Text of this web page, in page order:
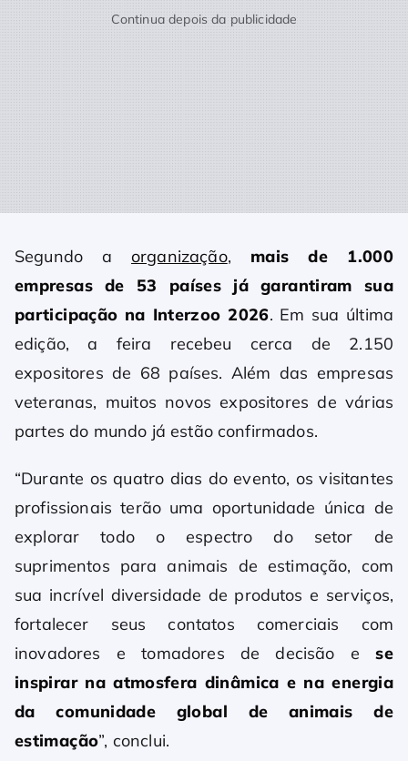
Continua depois da publicidade
Segundo a organização, mais de 1.000
empresas de 53 países já garantiram sua
participação na Interzoo 2026. Em sua última
edição, a feira recebeu cerca de 2.150
expositores de 68 países. Além das empresas
veteranas, muitos novos expositores de várias
partes do mundo já estão confirmados.
“Durante os quatro dias do evento, os visitantes
profissionais terão uma oportunidade única de
explorar todo o espectro do setor de
suprimentos para animais de estimação, com
sua incrível diversidade de produtos e serviços,
fortalecer seus contatos comerciais com
inovadores e tomadores de decisão ese
inspirar na atmosfera dinâmica e na energia
da comunidade global de animais de
estimação”, conclui.